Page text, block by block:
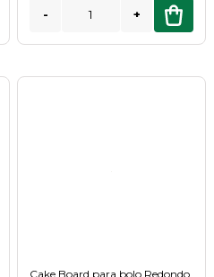
- +
Cake Board para bolo Redondo